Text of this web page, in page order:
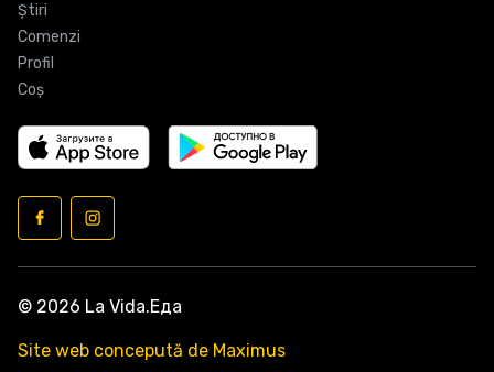
Știri
Comenzi
Profil
Coş
© 2026 La Vida.Еда
Site web concepută de Maximus